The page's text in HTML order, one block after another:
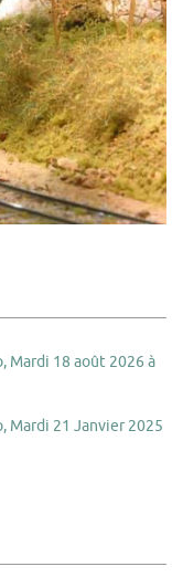
Mardi 18 août 2026 à
Mardi 21 Janvier 2025